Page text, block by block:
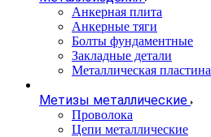
Анкерная плита
Анкерные тяги
Болты фундаментные
Закладные детали
Металлическая пластина
Метизы металлические
Проволока
Цепи металлические